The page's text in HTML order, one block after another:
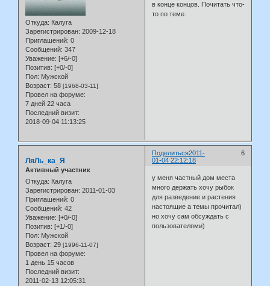
Откуда: Калуга
Зарегистрирован: 2009-12-18
Приглашений: 0
Сообщений: 347
Уважение: [+6/-0]
Позитив: [+0/-0]
Пол: Мужской
Возраст: 58 [1968-03-11]
Провел на форуме:
7 дней 22 часа
Последний визит:
2018-09-04 11:13:25
в конце концов. Почитать что-
то по теме.
Поделиться 6
2011-
01-04 22:12:18
ЛяЛь_ка_Я
Активный участник
Откуда: Калуга
Зарегистрирован: 2011-01-03
Приглашений: 0
Сообщений: 42
Уважение: [+0/-0]
Позитив: [+1/-0]
Пол: Мужской
Возраст: 29 [1996-11-07]
Провел на форуме:
1 день 15 часов
Последний визит:
2011-02-13 12:05:31
у меня частный дом места
много держать хочу рыбок
для разведение и растения
настоящие а темы прочитал)
но хочу сам обсуждать с
пользователями)